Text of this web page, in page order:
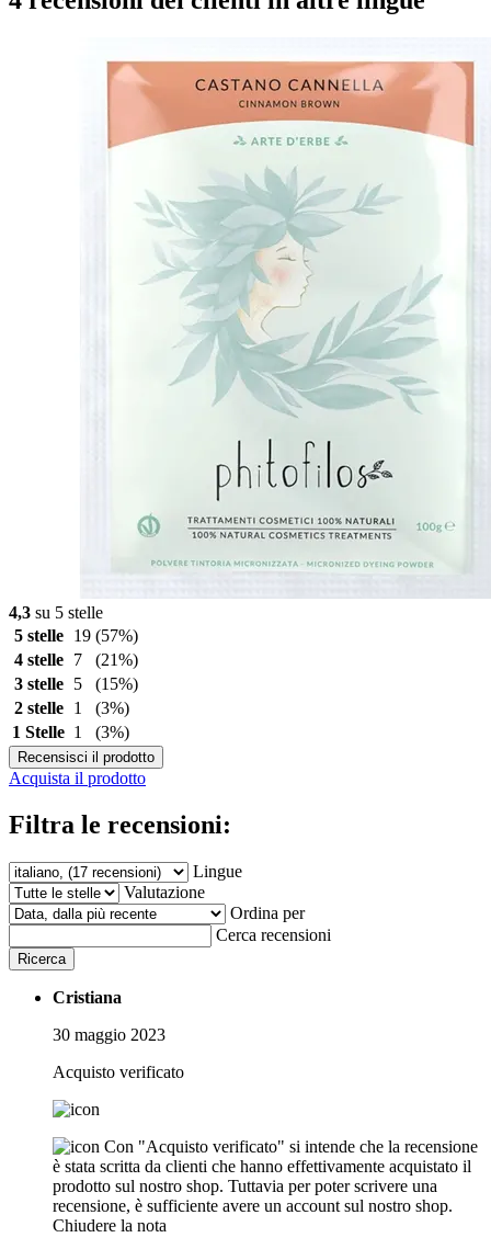
4,3 su 5 stelle
5 stelle
19 (57%)
4 stelle
7
(21%)
3 stelle
5
(15%)
2 stelle
1
(3%)
1 Stelle 1 (3%)
Recensisci il prodotto
Acquista il prodotto
Filtra le recensioni:
Lingue
Valutazione
Ordina per
Cerca recensioni
Ricerca
Cristiana
30 maggio 2023
Acquisto verificato
Con "Acquisto verificato" si intende che la recensione
è stata scritta da clienti che hanno effettivamente acquistato il
prodotto sul nostro shop. Tuttavia per poter scrivere una
recensione, è sufficiente avere un account sul nostro shop.
Chiudere la nota